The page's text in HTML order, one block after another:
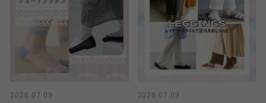
2026.07.09
2026.07.09